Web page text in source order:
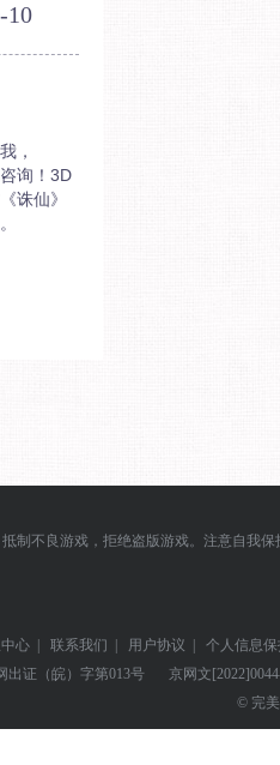
10
，
询！3D
诛仙》
抵制不良游戏，拒绝盗版游戏。注意自我
心 | 联系我们 | 用户协议 |
个人信息
出证（皖）字第013号
京网文
© 完美